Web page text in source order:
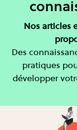
Nos articles
Des
pratiques
développer